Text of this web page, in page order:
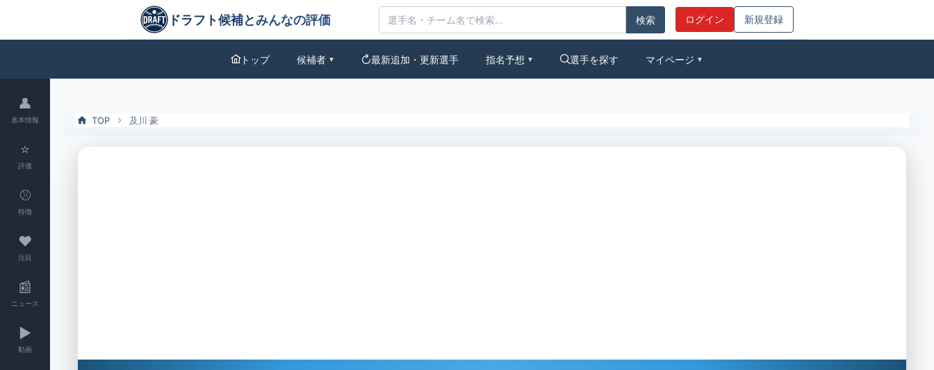
及川 豪（元鷺宮製作所）の特徴とドラフト評価 | ドラフト候補とみんなの評価
ドラフト候補とみんなの評価
ログイン 新規登録
トップ 候補者 ▼ 最新追加・更新選手 指名予想 ▼ 選手を探す マイページ ▼
👤
基本情報
⭐
評価
⚾
特徴
❤
注目
📰
ニュース
▶️
動画
TOP 及川 豪